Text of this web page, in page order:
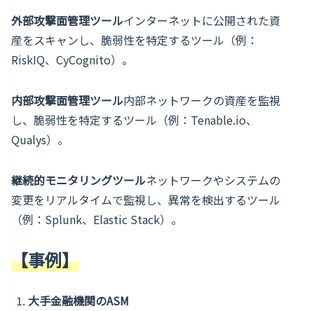
外部攻撃面管理ツールインターネットに公開された資
産をスキャンし、脆弱性を特定するツール（例：
RiskIQ、CyCognito）。
内部攻撃面管理ツール内部ネットワークの資産を監視
し、脆弱性を特定するツール（例：Tenable.io、
Qualys）。
継続的モニタリングツールネットワークやシステムの
変更をリアルタイムで監視し、異常を検出するツール
（例：Splunk、Elastic Stack）。
【事例】
大手金融機関のASM